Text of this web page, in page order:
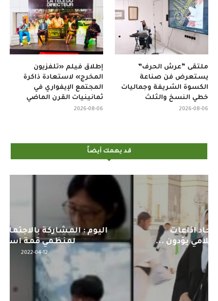
إطلاق فيلم «تلفزيون
المخرج» لاستعادة ذاكرة
المجتمع الإيفواري في
ثمانينيات القرن الماضي
2026-08-06
ملتقى “عرش الحرف”
يستعرض فن صناعة
الكسوة الشريفة وجماليات
خطي النسخ والثلث
2026-08-06
قد يهمك أيضاً
اليوم : المشاركة بالاجتماع التحضيري
لمنظمي قمة اسيا...
2022-04-12